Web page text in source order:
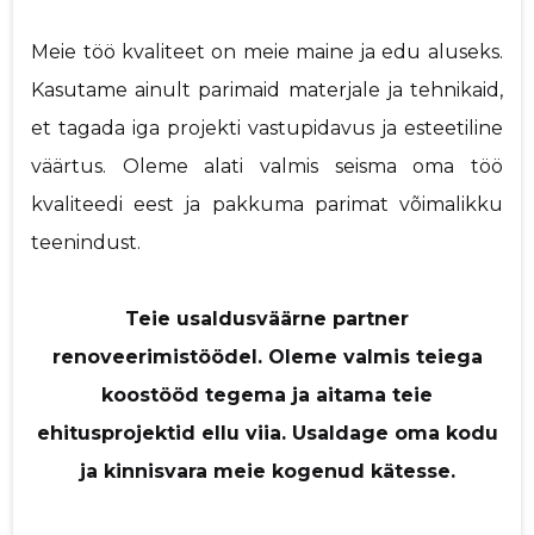
Meie töö kvaliteet on meie maine ja edu aluseks.
Kasutame ainult parimaid materjale ja tehnikaid,
et tagada iga projekti vastupidavus ja esteetiline
väärtus. Oleme alati valmis seisma oma töö
kvaliteedi eest ja pakkuma parimat võimalikku
teenindust.
Teie usaldusväärne partner
renoveerimistöödel. Oleme valmis teiega
koostööd tegema ja aitama teie
ehitusprojektid ellu viia. Usaldage oma kodu
ja kinnisvara meie kogenud kätesse.